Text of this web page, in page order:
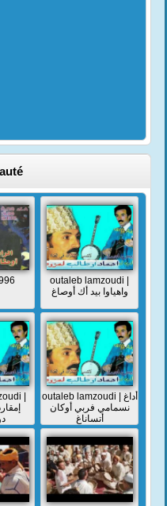
outaleb lamzoudi |
واهياوا بيد أك أوصاغ
|
outaleb lamzoudi | أداغ
نسمامي فربي أوكان
أتساناغ